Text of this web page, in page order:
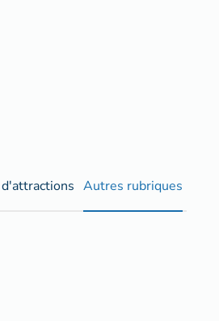
d'attractions Autres rubriques